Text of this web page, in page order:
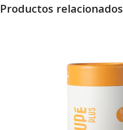
Productos relacionados